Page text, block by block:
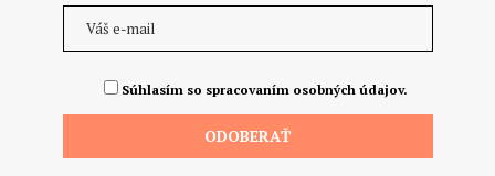
Súhlasím so spracovaním osobných údajov.